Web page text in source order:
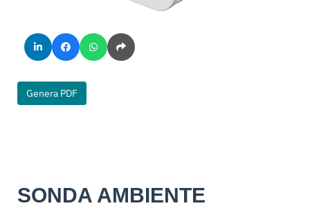
Genera PDF
SONDA AMBIENTE